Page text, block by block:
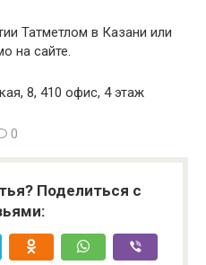
Татметлом в Казани или
на сайте.
8, 410 офис, 4 этаж
0
Поделиться с